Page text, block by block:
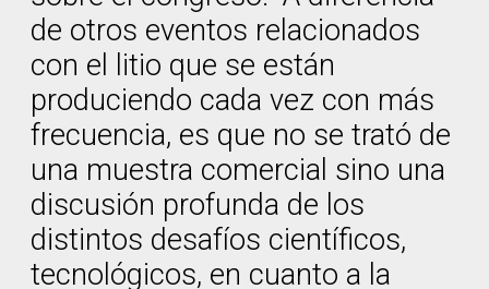
de otros eventos relacionados
con el litio que se están
produciendo cada vez con más
frecuencia, es que no se trató de
una muestra comercial sino una
discusión profunda de los
distintos desafíos científicos,
tecnológicos, en cuanto a la